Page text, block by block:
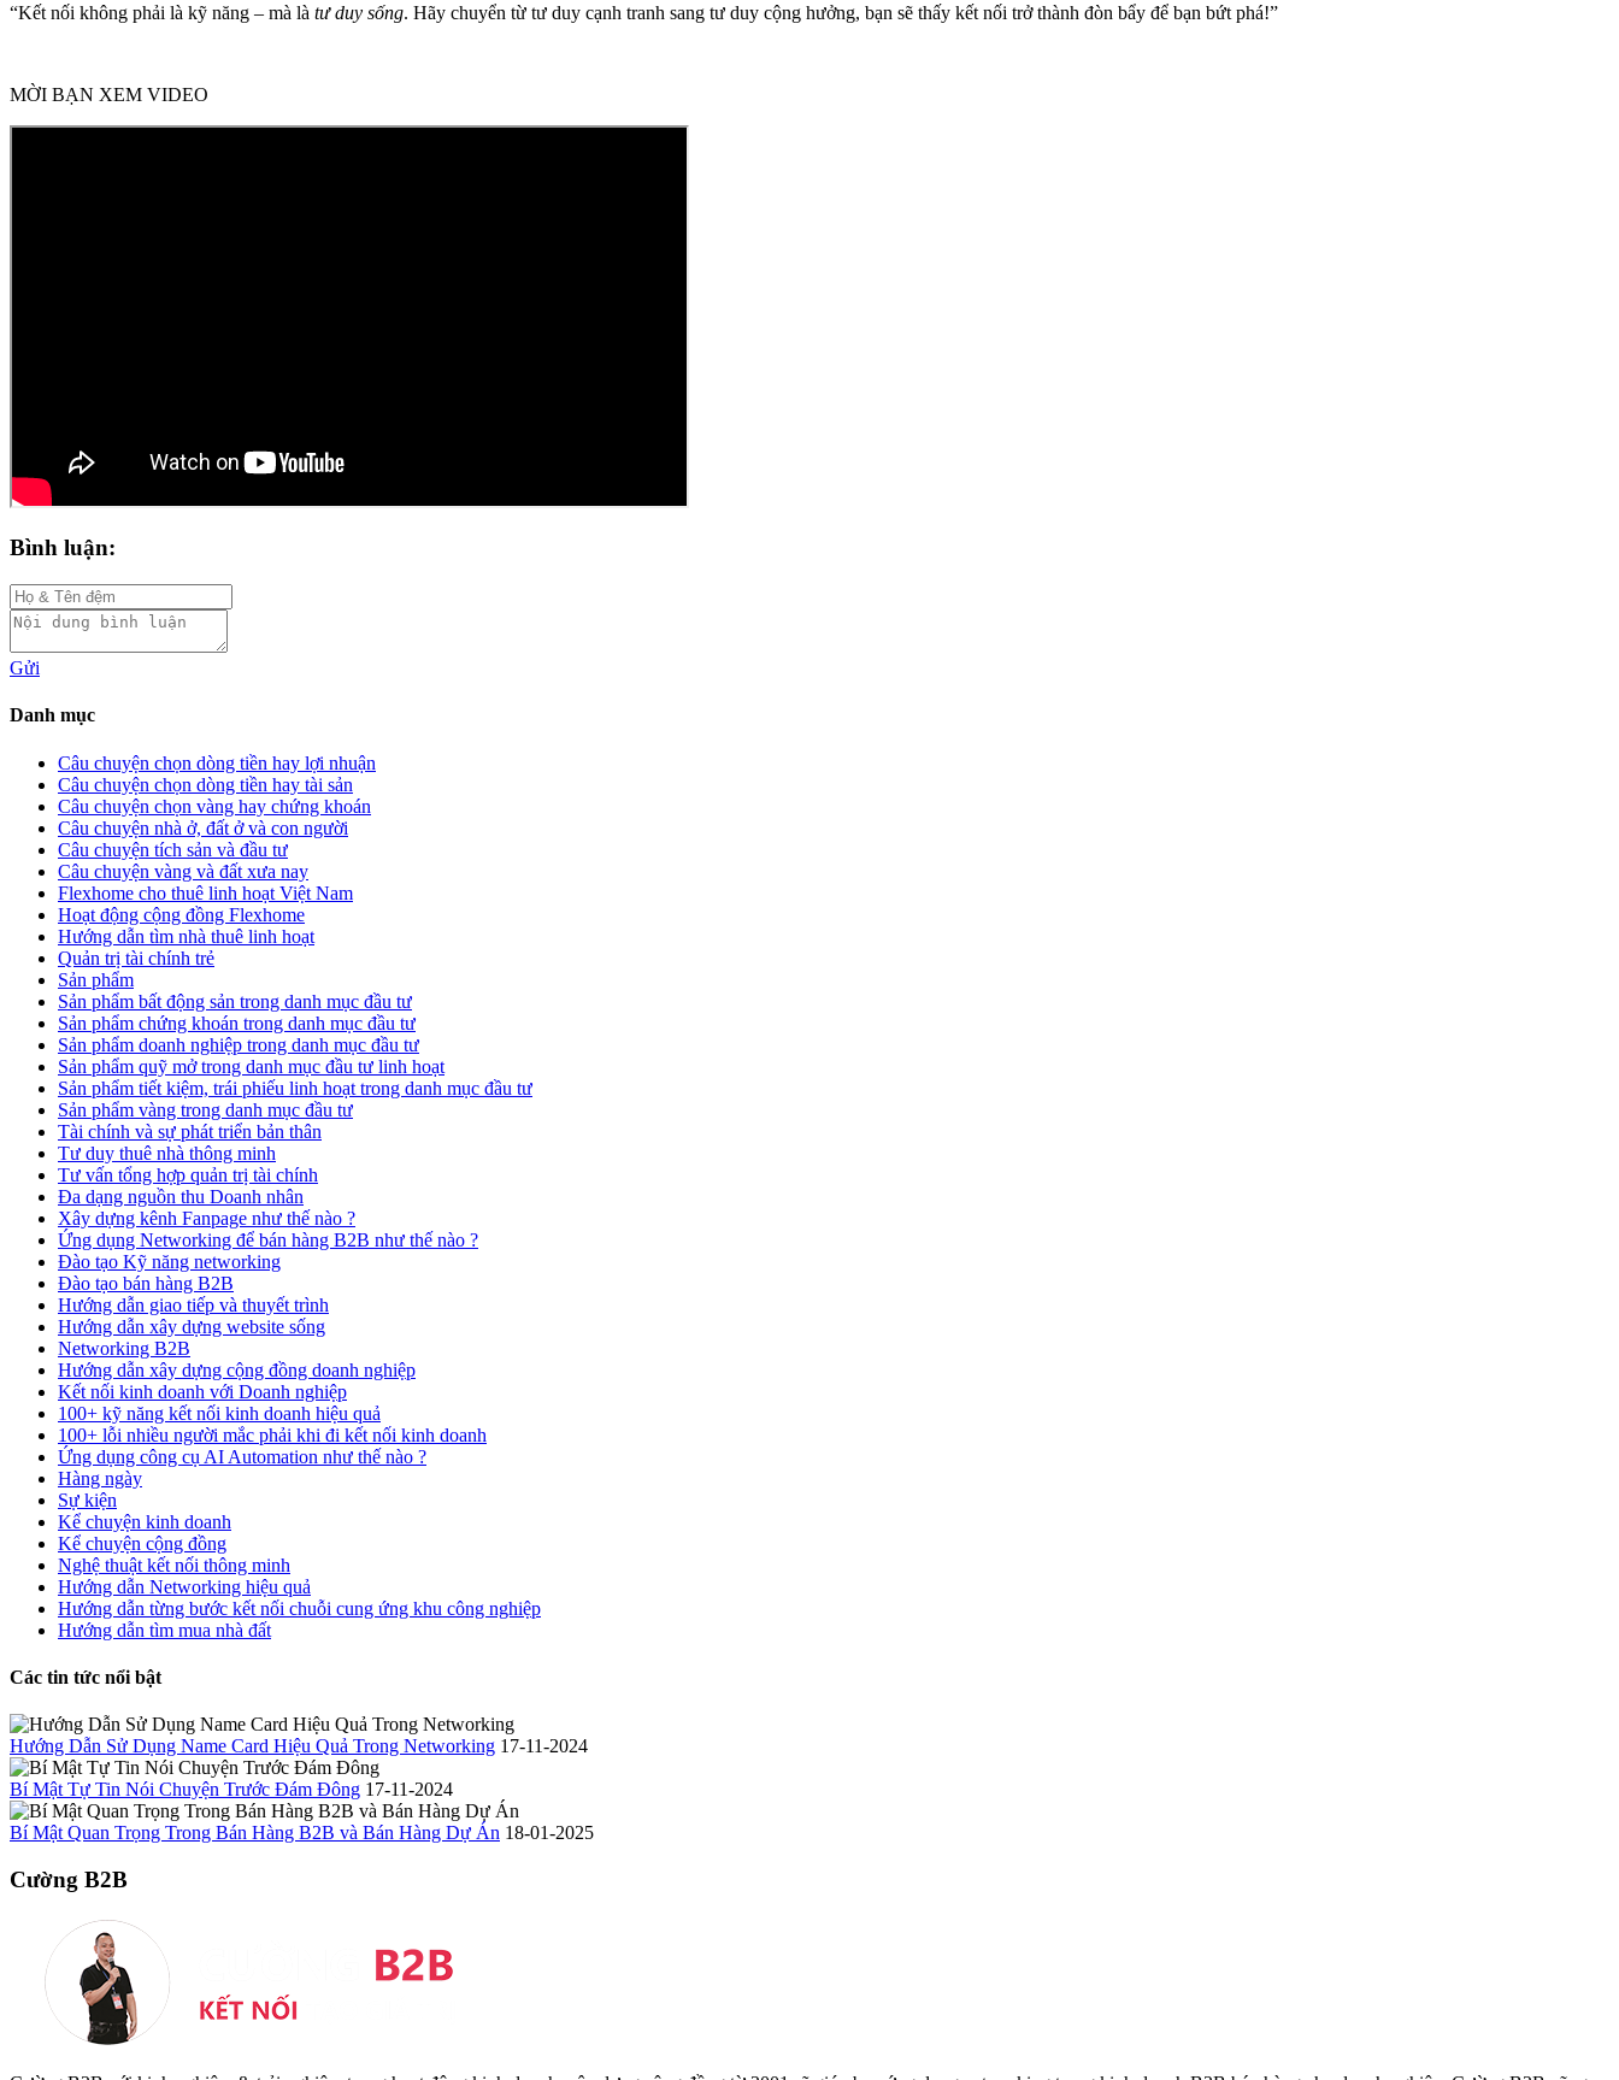
“Kết nối không phải là kỹ năng – mà là tư duy sống. Hãy chuyển từ tư duy cạnh tranh sang tư duy cộng hưởng, bạn sẽ thấy kết nối trở thành đòn bẩy để bạn bứt phá!”
MỜI BẠN XEM VIDEO
Bình luận:
Gửi
Danh mục
Câu chuyện chọn dòng tiền hay lợi nhuận
Câu chuyện chọn dòng tiền hay tài sản
Câu chuyện chọn vàng hay chứng khoán
Câu chuyện nhà ở, đất ở và con người
Câu chuyện tích sản và đầu tư
Câu chuyện vàng và đất xưa nay
Flexhome cho thuê linh hoạt Việt Nam
Hoạt động cộng đồng Flexhome
Hướng dẫn tìm nhà thuê linh hoạt
Quản trị tài chính trẻ
Sản phẩm
Sản phẩm bất động sản trong danh mục đầu tư
Sản phẩm chứng khoán trong danh mục đầu tư
Sản phẩm doanh nghiệp trong danh mục đầu tư
Sản phẩm quỹ mở trong danh mục đầu tư linh hoạt
Sản phẩm tiết kiệm, trái phiếu linh hoạt trong danh mục đầu tư
Sản phẩm vàng trong danh mục đầu tư
Tài chính và sự phát triển bản thân
Tư duy thuê nhà thông minh
Tư vấn tổng hợp quản trị tài chính
Đa dạng nguồn thu Doanh nhân
Xây dựng kênh Fanpage như thế nào ?
Ứng dụng Networking để bán hàng B2B như thế nào ?
Đào tạo Kỹ năng networking
Đào tạo bán hàng B2B
Hướng dẫn giao tiếp và thuyết trình
Hướng dẫn xây dựng website sống
Networking B2B
Hướng dẫn xây dựng cộng đồng doanh nghiệp
Kết nối kinh doanh với Doanh nghiệp
100+ kỹ năng kết nối kinh doanh hiệu quả
100+ lỗi nhiều người mắc phải khi đi kết nối kinh doanh
Ứng dụng công cụ AI Automation như thế nào ?
Hàng ngày
Sự kiện
Kể chuyện kinh doanh
Kể chuyện cộng đồng
Nghệ thuật kết nối thông minh
Hướng dẫn Networking hiệu quả
Hướng dẫn từng bước kết nối chuỗi cung ứng khu công nghiệp
Hướng dẫn tìm mua nhà đất
Các tin tức nổi bật
Hướng Dẫn Sử Dụng Name Card Hiệu Quả Trong Networking 17-11-2024
Bí Mật Tự Tin Nói Chuyện Trước Đám Đông 17-11-2024
Bí Mật Quan Trọng Trong Bán Hàng B2B và Bán Hàng Dự Án 18-01-2025
Cường B2B